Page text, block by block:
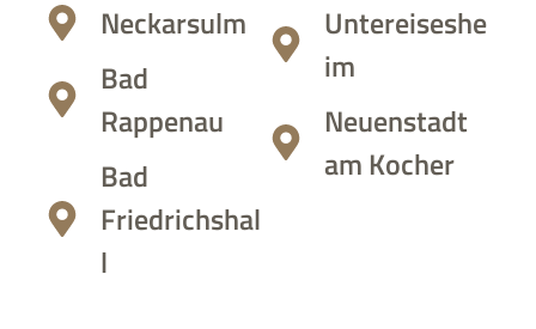
Neckarsulm
Bad
Rappenau
Bad
Friedrichshal
l
Untereiseshe
im
Neuenstadt
am Kocher